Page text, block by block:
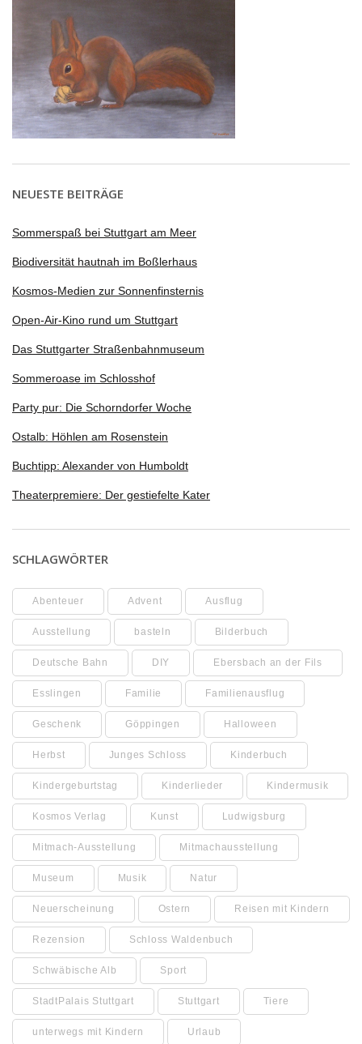
NEUESTE BEITRÄGE
Sommerspaß bei Stuttgart am Meer
Biodiversität hautnah im Boßlerhaus
Kosmos-Medien zur Sonnenfinsternis
Open-Air-Kino rund um Stuttgart
Das Stuttgarter Straßenbahnmuseum
Sommeroase im Schlosshof
Party pur: Die Schorndorfer Woche
Ostalb: Höhlen am Rosenstein
Buchtipp: Alexander von Humboldt
Theaterpremiere: Der gestiefelte Kater
SCHLAGWÖRTER
Abenteuer Advent Ausflug
Ausstellung basteln Bilderbuch
Deutsche Bahn DIY Ebersbach an der Fils
Esslingen Familie Familienausflug
Geschenk Göppingen Halloween
Herbst Junges Schloss Kinderbuch
Kindergeburtstag Kinderlieder Kindermusik
Kosmos Verlag Kunst Ludwigsburg
Mitmach-Ausstellung Mitmachausstellung
Museum Musik Natur
Neuerscheinung Ostern Reisen mit Kindern
Rezension Schloss Waldenbuch
Schwäbische Alb Sport
StadtPalais Stuttgart Stuttgart Tiere
unterwegs mit Kindern Urlaub